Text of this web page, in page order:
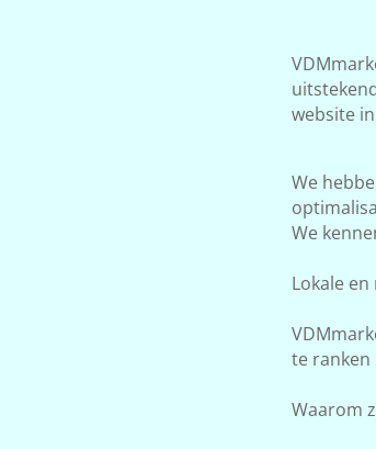
website
We
We
Lokale
te ranken
Waarom